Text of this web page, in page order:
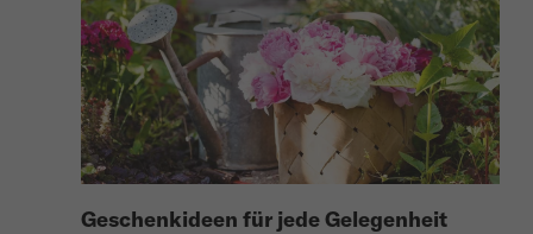
Geschenkideen für jede Gelegenheit